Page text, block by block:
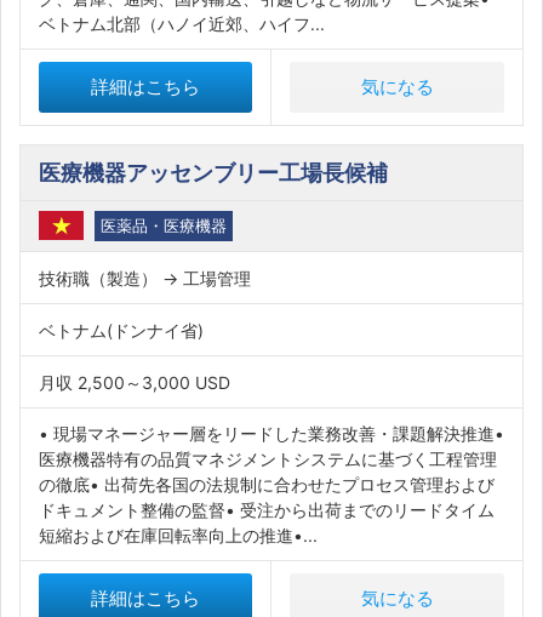
ベトナム北部（ハノイ近郊、ハイフ...
詳細はこちら 気になる
医療機器アッセンブリー工場長候補
医薬品・医療機器
技術職（製造） → 工場管理
ベトナム(ドンナイ省)
月収 2,500～3,000 USD
• 現場マネージャー層をリードした業務改善・課題解決推進•
医療機器特有の品質マネジメントシステムに基づく工程管理
の徹底• 出荷先各国の法規制に合わせたプロセス管理および
ドキュメント整備の監督• 受注から出荷までのリードタイム
短縮および在庫回転率向上の推進•...
詳細はこちら 気になる